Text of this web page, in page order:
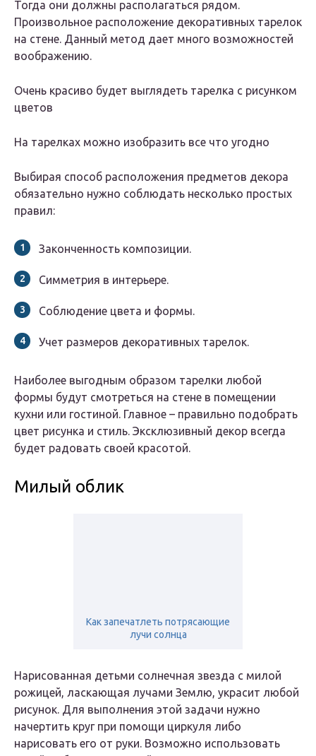
Тогда они должны располагаться рядом.
Произвольное расположение декоративных тарелок
на стене. Данный метод дает много возможностей
воображению.
Очень красиво будет выглядеть тарелка с рисунком
цветов
На тарелках можно изобразить все что угодно
Выбирая способ расположения предметов декора
обязательно нужно соблюдать несколько простых
правил:
Законченность композиции.
Симметрия в интерьере.
Соблюдение цвета и формы.
Учет размеров декоративных тарелок.
Наиболее выгодным образом тарелки любой
формы будут смотреться на стене в помещении
кухни или гостиной. Главное – правильно подобрать
цвет рисунка и стиль. Эксклюзивный декор всегда
будет радовать своей красотой.
Милый облик
Как запечатлеть потрясающие
лучи солнца
Нарисованная детьми солнечная звезда с милой
рожицей, ласкающая лучами Землю, украсит любой
рисунок. Для выполнения этой задачи нужно
начертить круг при помощи циркуля либо
нарисовать его от руки. Возможно использовать